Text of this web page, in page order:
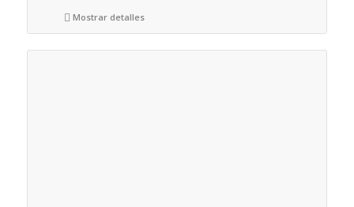
Mostrar detalles